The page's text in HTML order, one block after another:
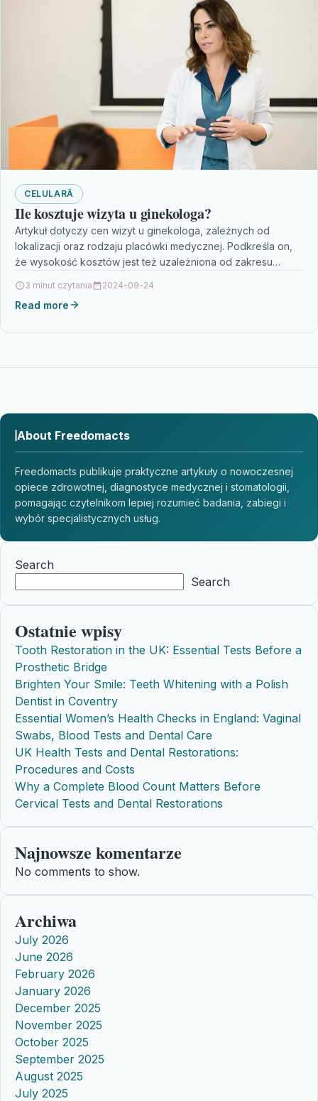
CELULARĂ
Ile kosztuje wizyta u ginekologa?
Artykuł dotyczy cen wizyt u ginekologa, zależnych od
lokalizacji oraz rodzaju placówki medycznej. Podkreśla on,
że wysokość kosztów jest też uzależniona od zakresu
3 minut czytania 2024-09-24
Read more
About Freedomacts
Freedomacts publikuje praktyczne artykuły o nowoczesnej
opiece zdrowotnej, diagnostyce medycznej i stomatologii,
pomagając czytelnikom lepiej rozumieć badania, zabiegi i
wybór specjalistycznych usług.
Search
Search
Ostatnie wpisy
Tooth Restoration in the UK: Essential Tests Before a
Prosthetic Bridge
Brighten Your Smile: Teeth Whitening with a Polish
Dentist in Coventry
Essential Women’s Health Checks in England: Vaginal
Swabs, Blood Tests and Dental Care
UK Health Tests and Dental Restorations:
Procedures and Costs
Why a Complete Blood Count Matters Before
Cervical Tests and Dental Restorations
Najnowsze komentarze
No comments to show.
Archiwa
July 2026
June 2026
February 2026
January 2026
December 2025
November 2025
October 2025
September 2025
August 2025
July 2025